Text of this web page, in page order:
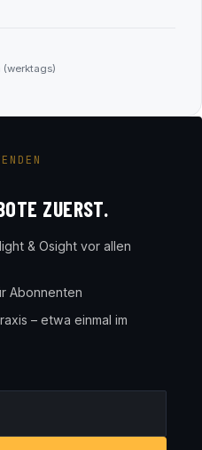
ZUERST.
& Osight vor allen
Abonnenten
– etwa einmal im